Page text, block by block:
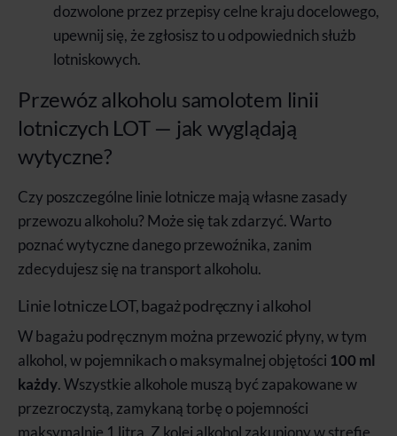
dozwolone przez przepisy celne kraju docelowego,
upewnij się, że zgłosisz to u odpowiednich służb
lotniskowych.
Przewóz alkoholu samolotem linii
lotniczych LOT — jak wyglądają
wytyczne?
Czy poszczególne linie lotnicze mają własne zasady
przewozu alkoholu? Może się tak zdarzyć. Warto
poznać wytyczne danego przewoźnika, zanim
zdecydujesz się na transport alkoholu.
Linie lotnicze LOT, bagaż podręczny i alkohol
W bagażu podręcznym można przewozić płyny, w tym
alkohol, w pojemnikach o maksymalnej objętości 100 ml
każdy. Wszystkie alkohole muszą być zapakowane w
przezroczystą, zamykaną torbę o pojemności
maksymalnie 1 litra. Z kolei alkohol zakupiony w strefie